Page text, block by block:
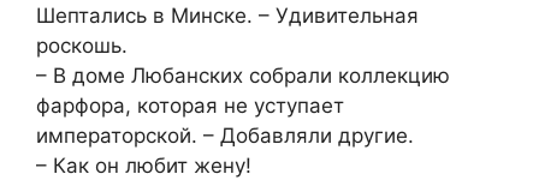
Шептались в Минске. – Удивительная
роскошь.
– В доме Любанских собрали коллекцию
фарфора, которая не уступает
императорской. – Добавляли другие.
– Как он любит жену!